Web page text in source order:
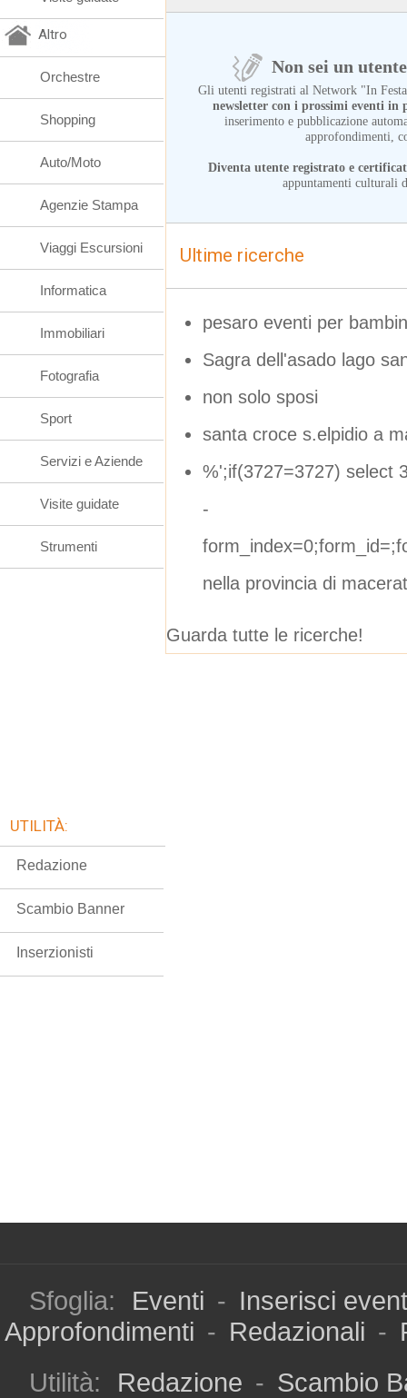
Non sei un
Gli utenti registrati al Network "In
newsletter con i prossimi eventi in
inserimento e pubblicazione
approfondimenti,
Diventa utente registrato e
appuntamenti culturali
Ultime ricerche
pesaro eventi per
Sagra dell'asado lago
non solo sposi
santa croce s.elpidio a
%';if(3727=3727) select
-
nella provincia di
Guarda tutte le ricerche!
Altro
Orchestre
Shopping
Auto/Moto
Agenzie Stampa
Viaggi Escursioni
Informatica
Immobiliari
Fotografia
Sport
Servizi e Aziende
Visite guidate
Strumenti
UTILITÀ:
Redazione
Scambio Banner
Inserzionisti
Sfoglia: Eventi - Inserisci
Approfondimenti - Redazionali -
Utilità:
Redazione - Scambio